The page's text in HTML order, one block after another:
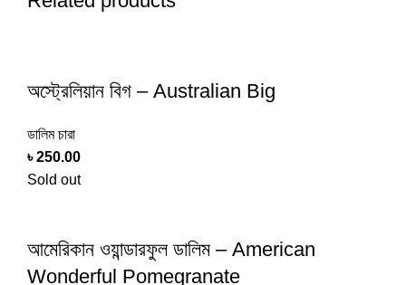
অস্ট্রেলিয়ান বিগ – Australian Big
ডালিম চারা
৳250.00
Sold out
আমেরিকান ওয়ান্ডারফুল ডালিম – American
Wonderful Pomegranate